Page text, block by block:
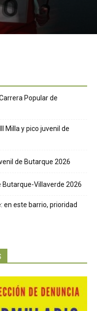
Popular de
Milla y pico juvenil de
de Butarque 2026
Butarque-Villaverde 2026
en este barrio, prioridad